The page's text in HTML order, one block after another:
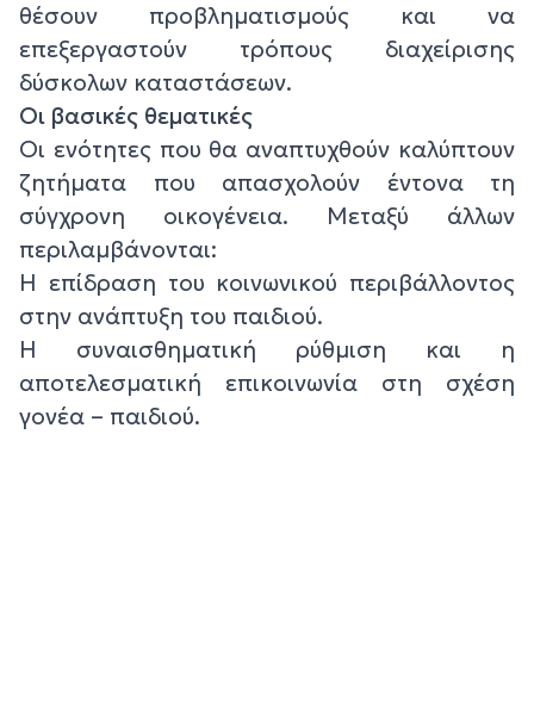
θέσουν προβληματισμούς και να
επεξεργαστούν τρόπους διαχείρισης
δύσκολων καταστάσεων.
Οι βασικές θεματικές
Οι ενότητες που θα αναπτυχθούν καλύπτουν
ζητήματα που απασχολούν έντονα τη
σύγχρονη οικογένεια. Μεταξύ άλλων
περιλαμβάνονται:
Η επίδραση του κοινωνικού περιβάλλοντος
στην ανάπτυξη του παιδιού.
Η συναισθηματική ρύθμιση και η
αποτελεσματική επικοινωνία στη σχέση
γονέα – παιδιού.